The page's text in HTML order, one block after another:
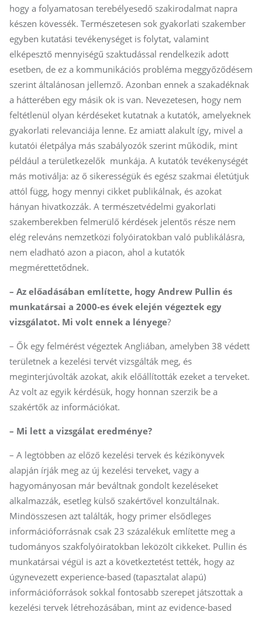
hogy a folyamatosan terebélyesedő szakirodalmat napra
készen kövessék. Természetesen sok gyakorlati szakember
egyben kutatási tevékenységet is folytat, valamint
elképesztő mennyiségű szaktudással rendelkezik adott
esetben, de ez a kommunikációs probléma meggyőződésem
szerint általánosan jellemző. Azonban ennek a szakadéknak
a hátterében egy másik ok is van. Nevezetesen, hogy nem
feltétlenül olyan kérdéseket kutatnak a kutatók, amelyeknek
gyakorlati relevanciája lenne. Ez amiatt alakult így, mivel a
kutatói életpálya más szabályozók szerint működik, mint
például a területkezelők munkája. A kutatók tevékenységét
más motiválja: az ő sikerességük és egész szakmai életútjuk
attól függ, hogy mennyi cikket publikálnak, és azokat
hányan hivatkozzák. A természetvédelmi gyakorlati
szakemberekben felmerülő kérdések jelentős része nem
elég releváns nemzetközi folyóiratokban való publikálásra,
nem eladható azon a piacon, ahol a kutatók
megmérettetődnek.
– Az előadásában említette, hogy Andrew Pullin és
munkatársai a 2000-es évek elején végeztek egy
vizsgálatot. Mi volt ennek a lényege?
– Ők egy felmérést végeztek Angliában, amelyben 38 védett
területnek a kezelési tervét vizsgálták meg, és
meginterjúvolták azokat, akik előállították ezeket a terveket.
Az volt az egyik kérdésük, hogy honnan szerzik be a
szakértők az információkat.
– Mi lett a vizsgálat eredménye?
– A legtöbben az előző kezelési tervek és kézikönyvek
alapján írják meg az új kezelési terveket, vagy a
hagyományosan már beváltnak gondolt kezeléseket
alkalmazzák, esetleg külső szakértővel konzultálnak.
Mindösszesen azt találták, hogy primer elsődleges
információforrásnak csak 23 százalékuk említette meg a
tudományos szakfolyóiratokban leközölt cikkeket. Pullin és
munkatársai végül is azt a következtetést tették, hogy az
úgynevezett experience-based (tapasztalat alapú)
információforrások sokkal fontosabb szerepet játszottak a
kezelési tervek létrehozásában, mint az evidence-based